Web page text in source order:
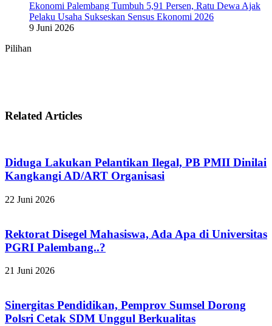
Ekonomi Palembang Tumbuh 5,91 Persen, Ratu Dewa Ajak
Pelaku Usaha Sukseskan Sensus Ekonomi 2026
9 Juni 2026
Pilihan
Related Articles
Diduga Lakukan Pelantikan Ilegal, PB PMII Dinilai
Kangkangi AD/ART Organisasi
22 Juni 2026
Rektorat Disegel Mahasiswa, Ada Apa di Universitas
PGRI Palembang..?
21 Juni 2026
Sinergitas Pendidikan, Pemprov Sumsel Dorong
Polsri Cetak SDM Unggul Berkualitas